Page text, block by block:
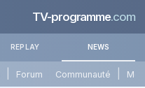
TV-programme.com
REPLAY NEWS
Forum Communauté